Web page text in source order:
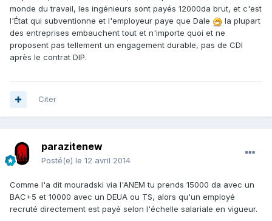
monde du travail, les ingénieurs sont payés 12000da brut, et c'est
l'État qui subventionne et l'employeur paye que Dale
la plupart
des entreprises embauchent tout et n'importe quoi et ne
proposent pas tellement un engagement durable, pas de CDI
après le contrat DIP.
Citer
parazitenew
Posté(e) le 12 avril 2014
Comme l'a dit mouradski via l'ANEM tu prends 15000 da avec un
BAC+5 et 10000 avec un DEUA ou TS, alors qu'un employé
recruté directement est payé selon l'échelle salariale en vigueur.